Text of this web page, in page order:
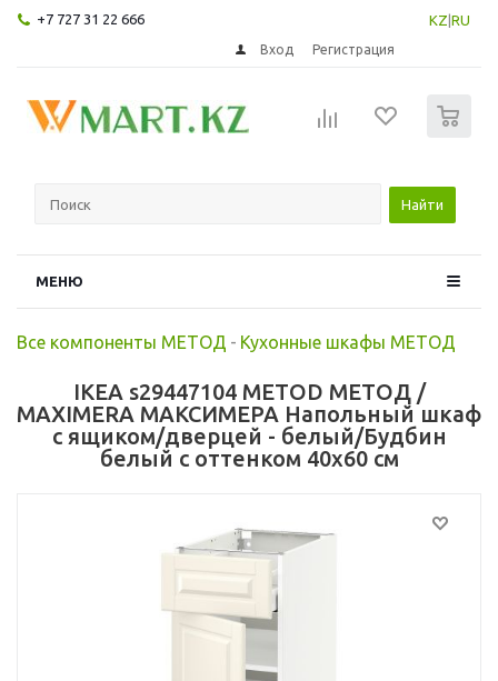
+7 727 31 22 666 KZ RU
Вход Регистрация
Найти
МЕНЮ
Все компоненты МЕТОД - Кухонные шкафы МЕТОД
IKEA s29447104 METOD МЕТОД /
MAXIMERA МАКСИМЕРА Напольный шкаф
с ящиком/дверцей - белый/Будбин
белый с оттенком 40x60 см